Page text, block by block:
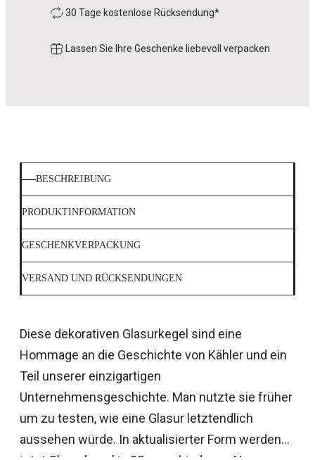
30 Tage kostenlose Rücksendung*
Lassen Sie Ihre Geschenke liebevoll verpacken
BESCHREIBUNG
PRODUKTINFORMATION
GESCHENKVERPACKUNG
VERSAND UND RÜCKSENDUNGEN
Diese dekorativen Glasurkegel sind eine
Hommage an die Geschichte von Kähler und ein
Teil unserer einzigartigen
Unternehmensgeschichte. Man nutzte sie früher
um zu testen, wie eine Glasur letztendlich
aussehen würde. In aktualisierter Form werden